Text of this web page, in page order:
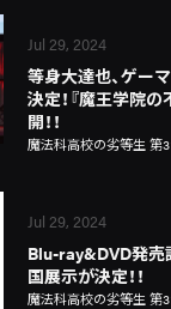
Jul 29, 2024
等身大達也、ゲー
決定！『魔王学院
開！！
魔法科高校の劣等生 第
Jul 29, 2024
Blu-ray&DVD発売
国展示が決定！！
魔法科高校の劣等生 第